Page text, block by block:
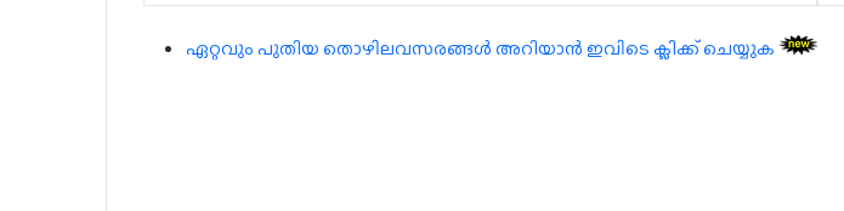
ഏറ്റവും പുതിയ തൊഴിലവസരങ്ങൾ അറിയാൻ ഇവിടെ ക്ലിക്ക് ചെയ്യുക